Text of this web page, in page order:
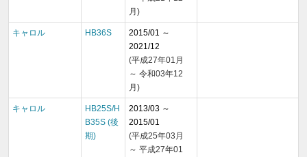
月)
キャロル HB36S
2015/01 ～
2021/12
(平成27年01月
～ 令和03年12
月)
キャロル
HB25S/H
B35S (後
期)
2013/03 ～
2015/01
(平成25年03月
～ 平成27年01